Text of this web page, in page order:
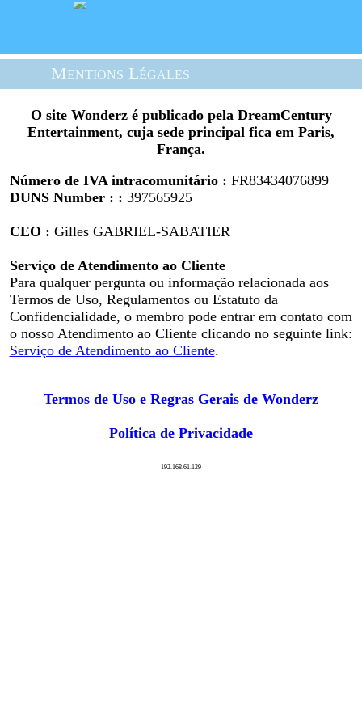
Mentions Légales
O site Wonderz é publicado pela DreamCentury
Entertainment, cuja sede principal fica em Paris,
França.
Número de IVA intracomunitário : FR83434076899
DUNS Number : : 397565925
CEO : Gilles GABRIEL-SABATIER
Serviço de Atendimento ao Cliente
Para qualquer pergunta ou informação relacionada aos
Termos de Uso, Regulamentos ou Estatuto da
Confidencialidade, o membro pode entrar em contato com
o nosso Atendimento ao Cliente clicando no seguinte link:
Serviço de Atendimento ao Cliente.
Termos de Uso e Regras Gerais de Wonderz
Política de Privacidade
192.168.61.129